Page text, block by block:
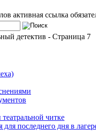
активная ссылка
детектив - Cтраница 7
читке
последнего дня в